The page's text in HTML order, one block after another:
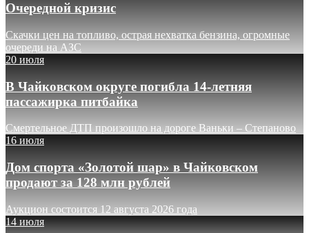
Очередной кризис
Скачки цен на топливо, острая нехватка бензина, огромные
очереди на АЗС
20 июля
В Чайковском округе погибла 14-летняя
пассажирка питбайка
Смертельное ДТП произошло на дороге Ваньки – Степаново
16 июля
Дом спорта «Золотой шар» в Чайковском
продают за 128 млн рублей
Аукцион состоится 12 августа 2026 года
14 июля